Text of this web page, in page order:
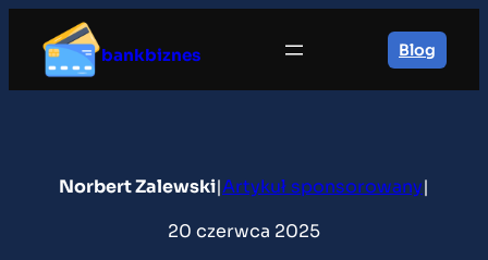
treści
bankbiznes Blog
Norbert Zalewski|Artykuł sponsorowany|
20 czerwca 2025